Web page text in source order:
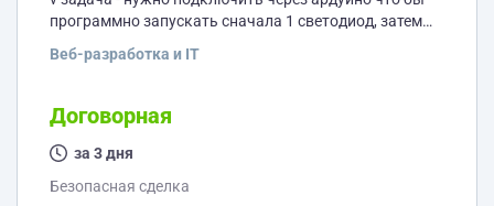
программно запускать сначала 1 светодиод, затем
программирование проблем не возникает, а вот как
https://www.aliexpress.com/snapshot/0.html?
Нужна помощь в реализации - можно просто
купить. Можно...
Веб-разработка и IT
Договорная
за 3 дня
Безопасная сделка